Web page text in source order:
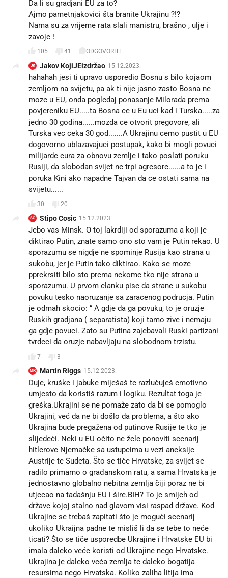
Da li su gradjani EU za to?
Ajmo pametnjakovici šta branite Ukrajinu ?!?
Nama su za vrijeme rata slali manistru, brašno , ulje i
zavoje !
105 41 ODGOVORITE
JK Jakov KojiJEizdržao 15.12.2023.
hahahah jesi ti upravo usporedio Bosnu s bilo kojaom
zemljom na svijetu, pa ak ti nije jasno zasto Bosna ne
moze u EU, onda pogledaj ponasanje Milorada prema
povjereniku EU.....ta Bosna ce u Eu uci kad i Turska.....za
jedno 30 godina......mozda ce otvorit pregovore, ali
Turska vec ceka 30 god.......A Ukrajinu cemo pustit u EU
dogovorno ublazavajuci postupak, kako bi mogli povuci
milijarde eura za obnovu zemlje i tako poslati poruku
Rusiji, da slobodan svijet ne trpi agresore......a to je i
poruka Kini ako napadne Tajvan da ce ostati sama na
svijetu......
30 20
SC Stipo Cosic 15.12.2023.
Jebo vas Minsk. O toj lakrdiji od sporazuma a koji je
diktirao Putin, znate samo ono sto vam je Putin rekao. U
sporazumu se nigdje ne spominje Rusija kao strana u
sukobu, jer je Putin tako diktirao. Kako se moze
pprekrsiti bilo sto prema nekome tko nije strana u
sporazumu. U prvom clanku pise da strane u sukobu
povuku tesko naoruzanje sa zaracenog podrucja. Putin
je odmah skocio: “ A gdje da ga povuku, to je oruzje
Ruskih gradjana ( separatista) koji tamo zive i nemaju
ga gdje povuci. Zato su Putina zajebavali Ruski partizani
tvrdeci da oruzje nabavljaju na slobodnom trzistu.
7 3
MR Martin Riggs 15.12.2023.
Duje, kruške i jabuke miješaš te razlučuješ emotivno
umjesto da koristiš razum i logiku. Rezultat toga je
greška.Ukrajini se ne pomaže zato da bi se pomoglo
Ukrajini, već da ne bi došlo da problema, a što ako
Ukrajina bude pregažena od putinove Rusije te tko je
slijedeći. Neki u EU očito ne žele ponoviti scenarij
hitlerove Njemačke sa ustupcima u vezi aneksije
Austrije te Sudeta. Što se tiče Hrvatske, za svijet se
radilo primarno o građanskom ratu, a sama Hrvatska je
jednostavno globalno nebitna zemlja čiji poraz ne bi
utjecao na tadašnju EU i šire.BIH? To je smijeh od
države kojoj stalno nad glavom visi raspad države. Kod
Ukrajine se trebaš zapitati što je mogući scenarij
ukoliko Ukraijna padne te misliš li da se tebe to neće
ticati? Što se tiče usporedbe Ukrajine i Hrvatske EU bi
imala daleko veće koristi od Ukrajine nego Hrvatske.
Ukrajina je daleko veća zemlja te daleko bogatija
resursima nego Hrvatska. Koliko zaliha litija ima